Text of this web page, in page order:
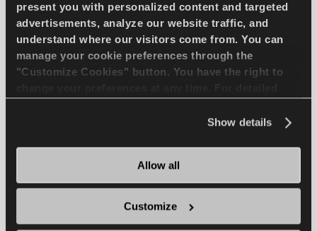
present you with personalized content and targeted
advertisements, analyze our website traffic, and
understand where our visitors come from. You can
manage your cookie preferences through the
"Customize Cookies" button. You have the right to
Show details
Allow all
Customize
La sélection naturelle - Economies de
carburant pour votre voiture particulière
compacte
PASSAGER ÊTÊ